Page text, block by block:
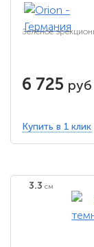
Зеленое
6 725 руб
Купить в 1 клик
3.3 см